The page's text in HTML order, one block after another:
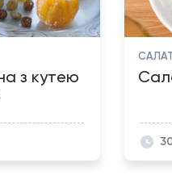
з кутею